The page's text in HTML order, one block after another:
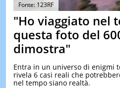
Fonte: 123RF
"Ho viaggiato nel
questa foto del
dimostra"
Entra in un universo di enigmi
rivela 6 casi reali che
nel tempo siano realtà.